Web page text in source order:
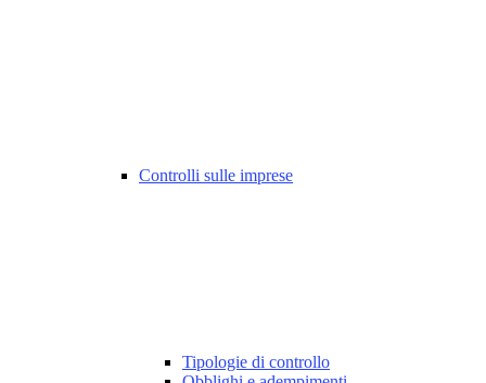
Controlli sulle imprese
Tipologie di controllo